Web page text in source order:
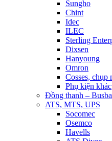
Sungho
Chint
Idec
ILEC
Sterling
Dixsen
Hanyoung
Omron
Cosses, chụp
Phụ kiện khác
Đồng thanh –
ATS, MTS, UPS
Socomec
Osemco
Havells